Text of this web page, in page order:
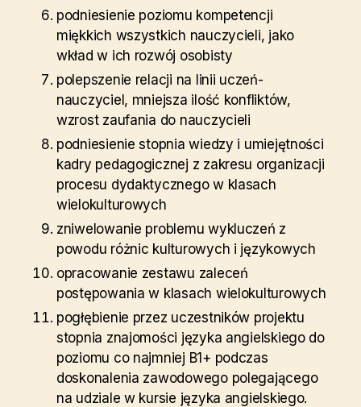
podniesienie poziomu kompetencji
miękkich wszystkich nauczycieli, jako
wkład w ich rozwój osobisty
polepszenie relacji na linii uczeń-
nauczyciel, mniejsza ilość konfliktów,
wzrost zaufania do nauczycieli
podniesienie stopnia wiedzy i umiejętności
kadry pedagogicznej z zakresu organizacji
procesu dydaktycznego w klasach
wielokulturowych
zniwelowanie problemu wykluczeń z
powodu różnic kulturowych i językowych
opracowanie zestawu zaleceń
postępowania w klasach wielokulturowych
pogłębienie przez uczestników projektu
stopnia znajomości języka angielskiego do
poziomu co najmniej B1+ podczas
doskonalenia zawodowego polegającego
na udziale w kursie języka angielskiego.